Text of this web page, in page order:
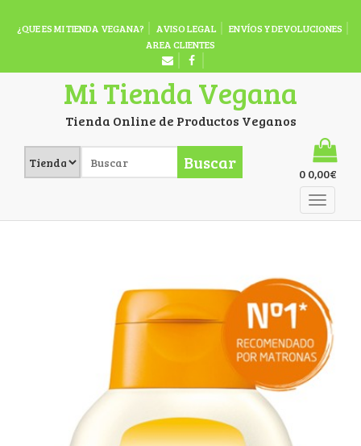
¿QUE ES MI TIENDA VEGANA? AVISO LEGAL
ENVÍOS Y DEVOLUCIONES
AREA CLIENTES
Mi Tienda Vegana
Tienda Online de Productos Veganos
Buscar
0 0,00€